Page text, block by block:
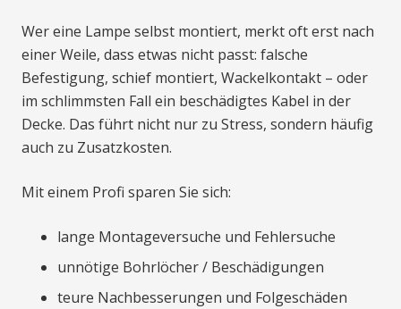
Wer eine Lampe selbst montiert, merkt oft erst nach
einer Weile, dass etwas nicht passt: falsche
Befestigung, schief montiert, Wackelkontakt – oder
im schlimmsten Fall ein beschädigtes Kabel in der
Decke. Das führt nicht nur zu Stress, sondern häufig
auch zu Zusatzkosten.
Mit einem Profi sparen Sie sich:
lange Montageversuche und Fehlersuche
unnötige Bohrlöcher / Beschädigungen
teure Nachbesserungen und Folgeschäden